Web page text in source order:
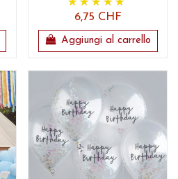
6,75 CHF
Aggiungi al carrello